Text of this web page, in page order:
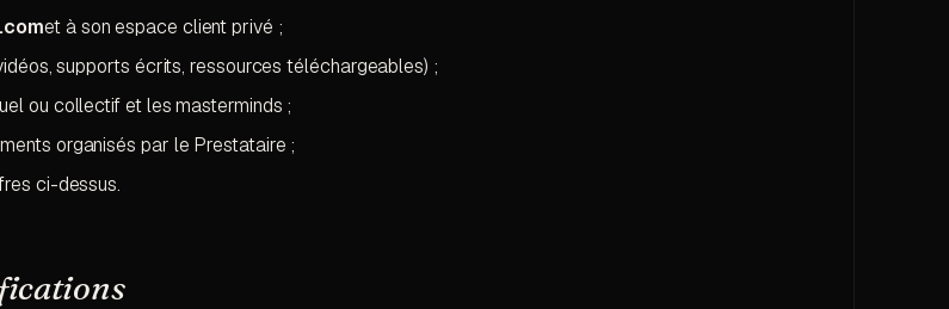
et à son espace client privé ;
supports écrits, ressources téléchargeables) ;
ou collectif et les masterminds ;
organisés par le Prestataire ;
ci-dessus.